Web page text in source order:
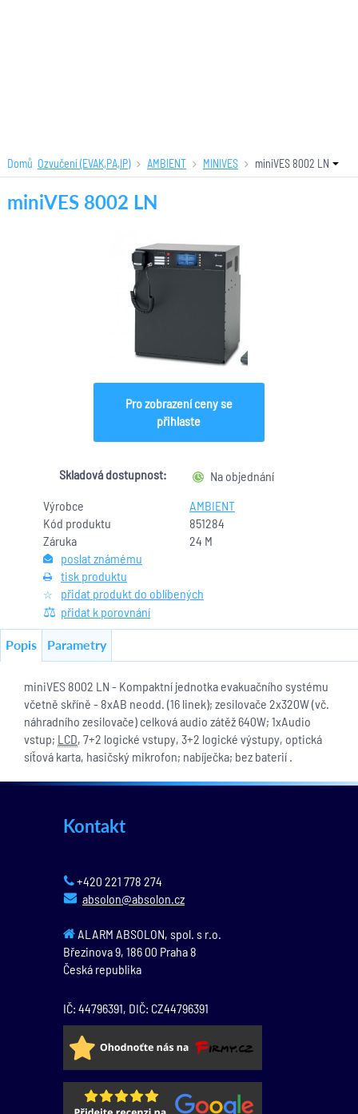
Domů Ozvučení (EVAK,PA,IP) AMBIENT MINIVES miniVES 8002 LN
miniVES 8002 LN
Výrobce
AMBIENT
Kód produktu
851284
Záruka
24 M
poslat známému
tisk produktu
přidat produkt do oblíbených
přidat k porovnání
Pro zobrazení ceny se
přihlaste
Skladová dostupnost: Na objednání
Popis Parametry
miniVES 8002 LN - Kompaktní jednotka evakuačního systému
včetně skříně - 8xAB neodd. (16 linek); zesilovače 2x320W (vč.
náhradního zesilovače) celková audio zátěž 640W; 1xAudio
vstup; LCD, 7+2 logické vstupy, 3+2 logické výstupy, optická
síťová karta, hasičský mikrofon; nabíječka; bez baterií .
Kontakt
+420 221 778 274
absolon@absolon.cz
ALARM ABSOLON, spol. s r.o.
Březinova 9, 186 00 Praha 8
Česká republika
IČ: 44796391, DIČ: CZ44796391